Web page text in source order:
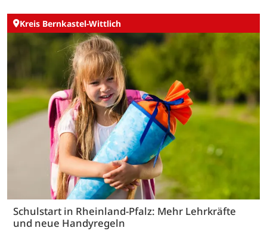
Kreis Bernkastel-Wittlich
Schulstart in Rheinland-Pfalz: Mehr Lehrkräfte
und neue Handyregeln